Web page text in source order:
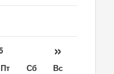
»
Пт Сб
Вс